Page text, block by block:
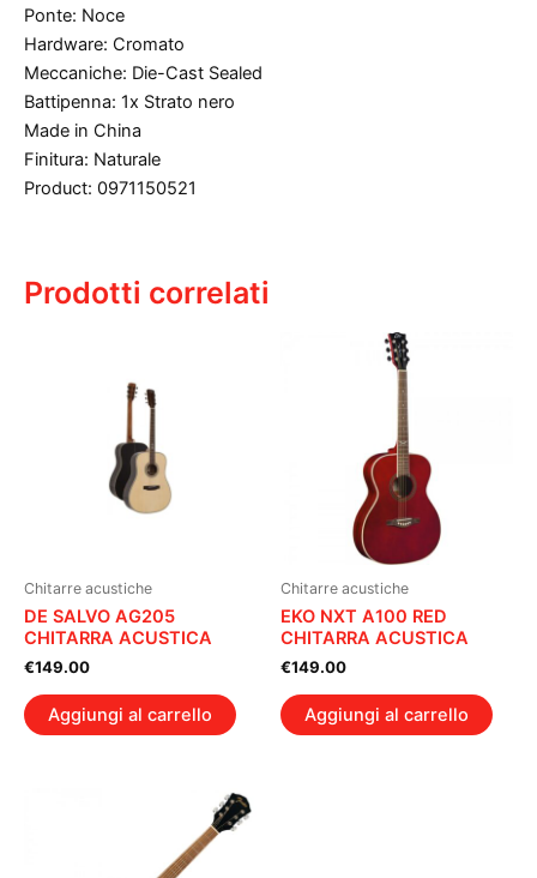
Ponte: Noce
Hardware: Cromato
Meccaniche: Die-Cast Sealed
Battipenna: 1x Strato nero
Made in China
Finitura: Naturale
Product: 0971150521
Prodotti correlati
Chitarre acustiche
DE SALVO AG205
CHITARRA ACUSTICA
€149.00
Aggiungi al carrello
Chitarre acustiche
EKO NXT A100 RED
CHITARRA ACUSTICA
€149.00
Aggiungi al carrello